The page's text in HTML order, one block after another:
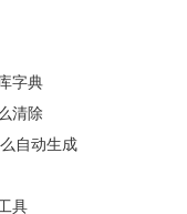
参考
字典
清除
自动生成
具